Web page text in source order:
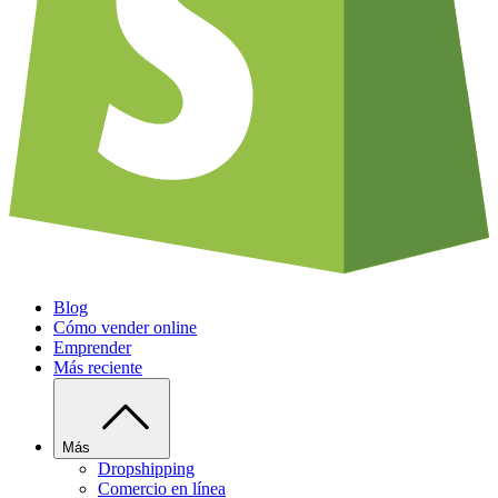
Blog
Cómo vender online
Emprender
Más reciente
Más
Dropshipping
Comercio en línea